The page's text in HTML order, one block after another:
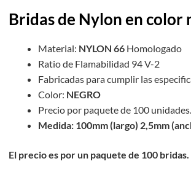
Bridas de Nylon en color
Material: NYLON 66 Homologado
Ratio de Flamabilidad 94 V-2
Fabricadas para cumplir las
Color: NEGRO
Precio por paquete de 100
Medida: 100mm (largo) 2,5mm
El precio es por un paquete de 100 bridas.